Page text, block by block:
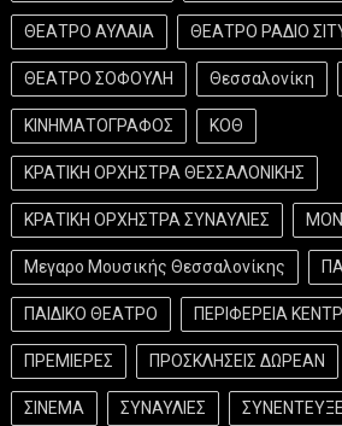
ΘΕΑΤΡΟ ΑΥΛΑΙΑ ΘΕΑΤΡΟ ΡΑΔΙΟ
ΘΕΑΤΡΟ ΣΟΦΟΥΛΗ Θεσσαλονίκη
ΚΙΝΗΜΑΤΟΓΡΑΦΟΣ ΚΟΘ
ΚΡΑΤΙΚΗ ΟΡΧΗΣΤΡΑ ΘΕΣΣΑΛΟΝΙΚΗΣ
ΚΡΑΤΙΚΗ ΟΡΧΗΣΤΡΑ ΣΥΝΑΥΛΙΕΣ
Μεγαρο Μουσικής Θεσσαλονίκης
ΠΑΙΔΙΚΟ ΘΕΑΤΡΟ ΠΕΡΙΦΕΡΕΙΑ
ΠΡΕΜΙΕΡΕΣ ΠΡΟΣΚΛΗΣΕΙΣ ΔΩΡΕΑΝ
ΣΙΝΕΜΑ ΣΥΝΑΥΛΙΕΣ